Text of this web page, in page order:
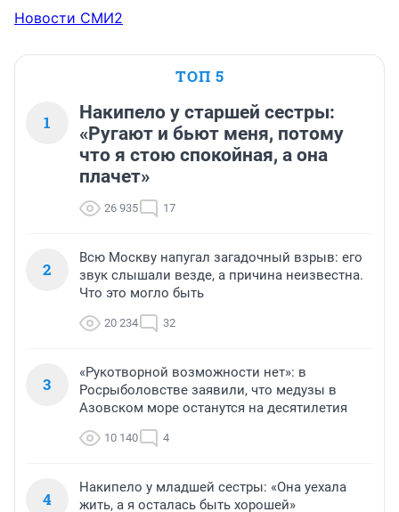
Новости СМИ2
ТОП 5
1
Накипело у старшей сестры:
«Ругают и бьют меня, потому
что я стою спокойная, а она
плачет»
26 935 17
2
Всю Москву напугал загадочный взрыв: его
звук слышали везде, а причина неизвестна.
Что это могло быть
20 234 32
3
«Рукотворной возможности нет»: в
Росрыболовстве заявили, что медузы в
Азовском море останутся на десятилетия
10 140 4
4
Накипело у младшей сестры: «Она уехала
жить, а я осталась быть хорошей»